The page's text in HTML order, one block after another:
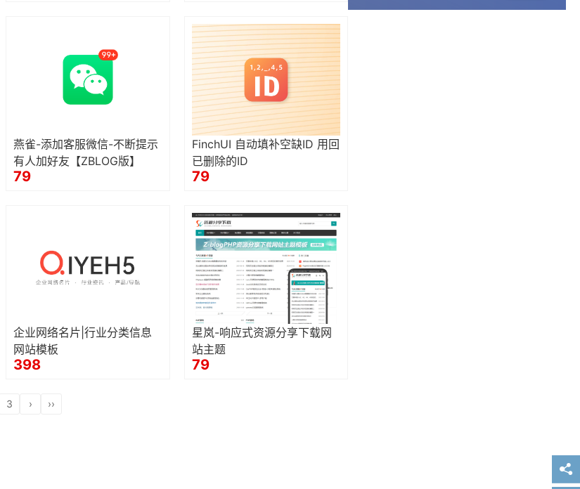
燕雀-添加客服微信-不断提示
有人加好友【ZBLOG版】
79
FinchUI 自动填补空缺ID 用回
已删除的ID
79
企业网络名片|行业分类信息
网站模板
398
星岚-响应式资源分享下载网
站主题
79
3 › ››